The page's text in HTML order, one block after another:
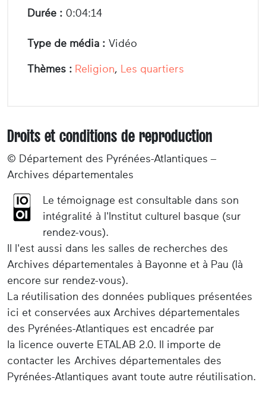
Durée : 0:04:14
Type de média : Vidéo
Thèmes : Religion, Les quartiers
Droits et conditions de reproduction
© Département des Pyrénées-Atlantiques –
Archives départementales
Le témoignage est consultable dans son
intégralité à l'Institut culturel basque (sur
rendez-vous).
Il l'est aussi dans les salles de recherches des
Archives départementales à Bayonne et à Pau (là
encore sur rendez-vous).
La réutilisation des données publiques présentées
ici et conservées aux Archives départementales
des Pyrénées-Atlantiques est encadrée par
la licence ouverte ETALAB 2.0. Il importe de
contacter les Archives départementales des
Pyrénées-Atlantiques avant toute autre réutilisation.